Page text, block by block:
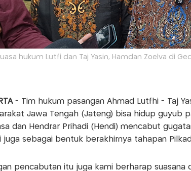
hukum Lutfi dan Taj Yasin, Hamdan Zoelva di
- Tim hukum pasangan Ahmad Lutfhi - Taj
Jawa Tengah (Jateng) bisa hidup guyub
dan Hendrar Prihadi (Hendi) mencabut
juga sebagai bentuk berakhirnya tahapan
pencabutan itu juga kami berharap suasana